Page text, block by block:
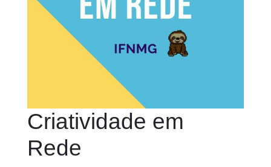
Criatividade em
Rede